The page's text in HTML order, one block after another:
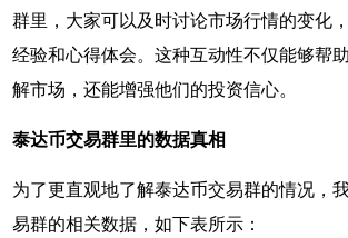
群里，大家可以及时讨论市场行情的变化
经验和心得体会。这种互动性不仅能够帮
解市场，还能增强他们的投资信心。
泰达币交易群里的数据真相
为了更直观地了解泰达币交易群的情况，
易群的相关数据，如下表所示：